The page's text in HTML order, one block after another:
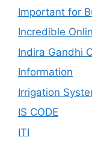
Important for
Incredible
Indira Gandhi
Information
Irrigation
IS CODE
ITI